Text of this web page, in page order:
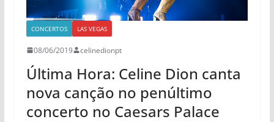
CONCERTOS LAS VEGAS
08/06/2019 celinedionpt
Última Hora: Celine Dion canta
nova canção no penúltimo
concerto no Caesars Palace